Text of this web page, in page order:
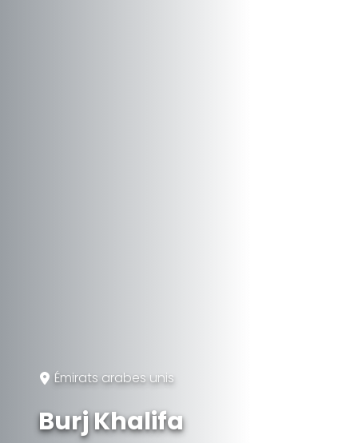
Émirats arabes unis
Burj Khalifa